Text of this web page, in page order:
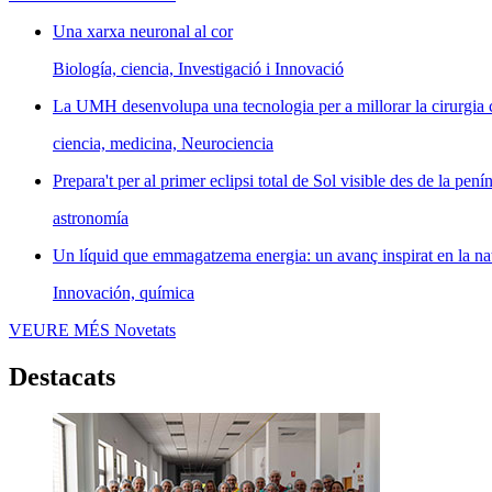
Una xarxa neuronal al cor
Biología, ciencia, Investigació i Innovació
La UMH desenvolupa una tecnologia per a millorar la cirurgia
ciencia, medicina, Neurociencia
Prepara't per al primer eclipsi total de Sol visible des de la
astronomía
Un líquid que emmagatzema energia: un avanç inspirat en la
Innovación, química
VEURE MÉS Novetats
Destacats